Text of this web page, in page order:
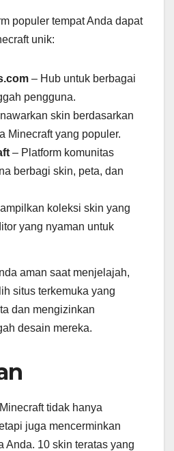
populer tempat Anda dapat
unik:
– Hub untuk berbagai
pengguna.
skin berdasarkan
Minecraft yang populer.
– Platform komunitas
berbagi skin, peta, dan
koleksi skin yang
yang nyaman untuk
aman saat menjelajah,
situs terkemuka yang
dan mengizinkan
desain mereka.
tidak hanya
juga mencerminkan
Anda. 10 skin teratas yang